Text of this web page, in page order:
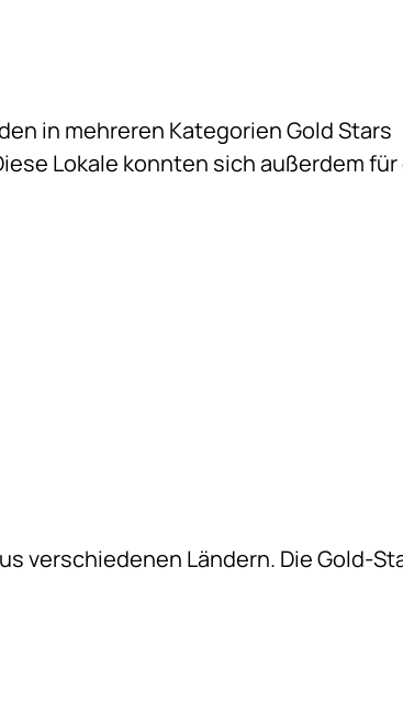
in mehreren Kategorien Gold Stars
Lokale konnten sich außerdem für
verschiedenen Ländern. Die Gold-